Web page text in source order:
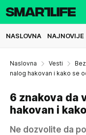
NASLOVNA NAJNOVIJE
Naslovna Vesti
nalog hakovan i kako se
6 znakova da
hakovan i
Ne dozvolite da